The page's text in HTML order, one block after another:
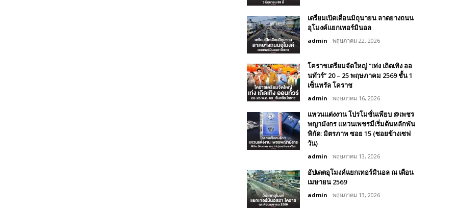
เตรียมเปิดเดือนมิถุนายน ลาดยางถนน
อุโมงค์แยกเทอร์มินอล
admin พฤษภาคม 22, 2026
โคราชเตรียมจัดใหญ่ “เท่ง เถิดเทิง ออ
นทัวร์” 20 – 25 พฤษภาคม 2569 ชั้น 1
เซ็นทรัล โคราช
admin พฤษภาคม 16, 2026
แหวนแต่งงาน โปรโมชั่นเพียบ @เพชร
พญามังกร แหวนเพชรมีเริ่มต้นหลักพัน
พิกัด: มิตรภาพ ซอย 15 (ซอยข้างเซฟ
วัน)
admin พฤษภาคม 13, 2026
อัปเดตอุโมงค์แยกเทอร์มินอล ณ เดือน
เมษายน 2569
admin พฤษภาคม 13, 2026